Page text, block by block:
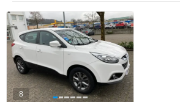
8